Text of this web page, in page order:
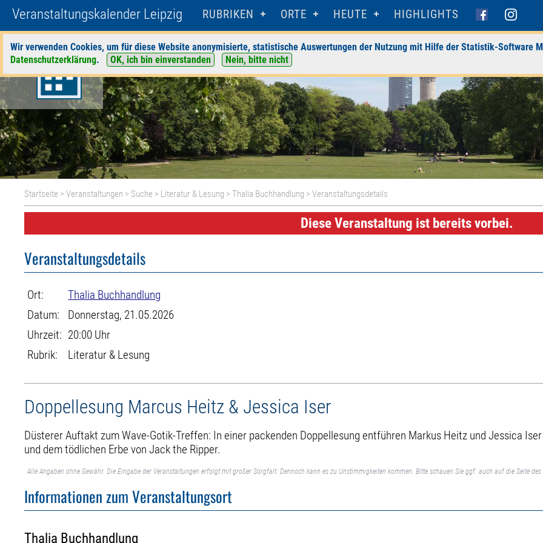
Veranstaltungskalender Leipzig RUBRIKEN ORTE HEUTE HIGHLIGHTS
Wir verwenden Cookies, um für diese Website anonymisierte, statistische Auswertungen der Nutzung mit Hilfe der Statistik-Software
Datenschutzerklärung. OK, ich bin einverstanden Nein, bitte nicht
Startseite >Veranstaltungen > Suche > Literatur & Lesung >Thalia Buchhandlung > Veranstaltungsdetails
Diese Veranstaltung ist bereits vorbei.
Veranstaltungsdetails
Ort:
Thalia Buchhandlung
Datum:
Donnerstag, 21.05.2026
Uhrzeit: 20:00 Uhr
Rubrik:
Literatur & Lesung
Doppellesung Marcus Heitz & Jessica Iser
Düsterer Auftakt zum Wave-Gotik-Treffen: In einer packenden Doppellesung entführen Markus Heitz und Jessica
und dem tödlichen Erbe von Jack the Ripper.
Alle Angaben ohne Gewähr. Die Eingabe der Veranstaltungen erfolgt mit großer Sorgfalt. Dennoch kann es zu Unstimmigkeiten kommen. Bitte schauen Sie ggf. auch auf die Seite
Informationen zum Veranstaltungsort
Thalia Buchhandlung